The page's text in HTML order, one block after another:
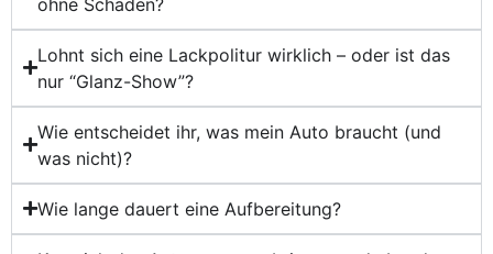
Lohnt sich eine Lackpolitur wirklich – oder ist das
nur “Glanz-Show”?
Wie entscheidet ihr, was mein Auto braucht (und
was nicht)?
Wie lange dauert eine Aufbereitung?